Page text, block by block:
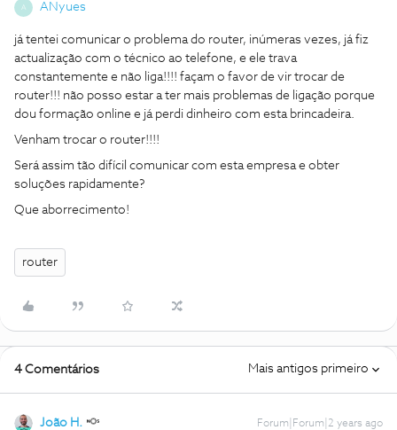
A ANyues
já tentei comunicar o problema do router, inúmeras vezes, já fiz
actualização com o técnico ao telefone, e ele trava
constantemente e não liga!!!! façam o favor de vir trocar de
router!!! não posso estar a ter mais problemas de ligação porque
dou formação online e já perdi dinheiro com esta brincadeira.
Venham trocar o router!!!!
Será assim tão difícil comunicar com esta empresa e obter
soluções rapidamente?
Que aborrecimento!
router
4 Comentários Mais antigos primeiro
João H. Forum|Forum|2 years ago